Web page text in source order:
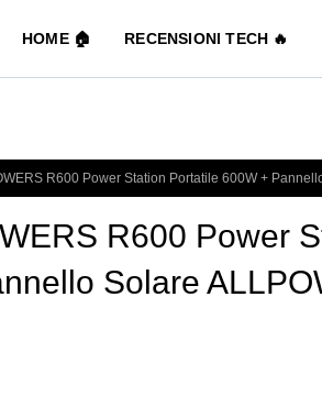
HOME 🏠 RECENSIONI TECH 🔥
R600 Power Station Portatile 600W +
R600 Power
Solare